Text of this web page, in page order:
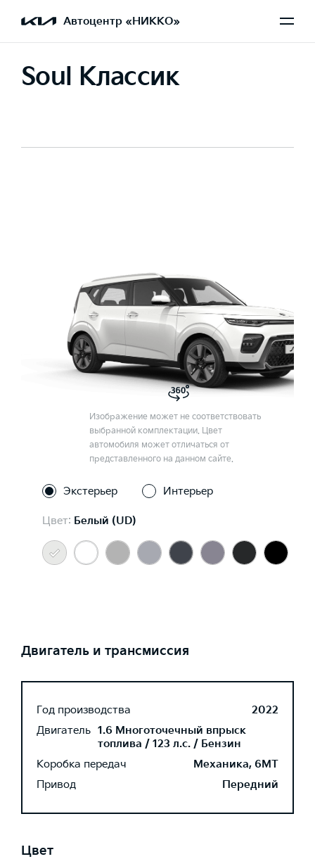
Автоцентр «НИККО»
Soul Классик
Изображение может не соответствовать
выбранной комплектации. Цвет
автомобиля может отличаться от
представленного на данном сайте.
Экстерьер Интерьер
Цвет: Белый (UD)
Двигатель и трансмиссия
Год производства
2022
Двигатель 1.6 Многоточечный впрыск
топлива / 123 л.с. / Бензин
Коробка передач
Механика, 6MT
Привод
Передний
Цвет